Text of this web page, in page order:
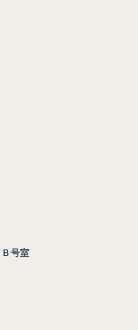
Ｂ号室